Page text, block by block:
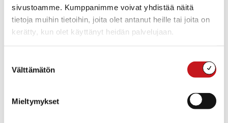
sivustoamme. Kumppanimme voivat yhdistää näitä
tietoja muihin tietoihin, joita olet antanut heille tai joita on
kerätty, kun olet käyttänyt heidän palvelujaan.
valinta
Välttämätön
Mieltymykset
Opastus ja neuvonta